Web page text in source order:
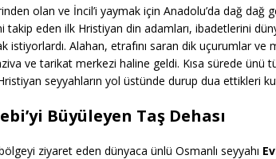
olan ve İncil’i yaymak için Anadolu’da dağ dağ
takip eden ilk Hristiyan din adamları, ibadetlerini
istiyorlardı. Alahan, etrafını saran dik uçurumlar ve
ve tarikat merkezi haline geldi. Kısa sürede ünü
seyyahların yol üstünde durup dua ettikleri
Büyüleyen Taş Dehası
ziyaret eden dünyaca ünlü Osmanlı seyyahı